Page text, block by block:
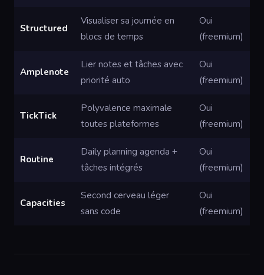
Structured
Visualiser sa journée en
blocs de temps
Oui
(freemium)
Amplenote
Lier notes et tâches avec
priorité auto
Oui
(freemium)
TickTick
Polyvalence maximale
toutes plateformes
Oui
(freemium)
Routine
Daily planning agenda +
tâches intégrés
Oui
(freemium)
Capacities
Second cerveau léger
sans code
Oui
(freemium)